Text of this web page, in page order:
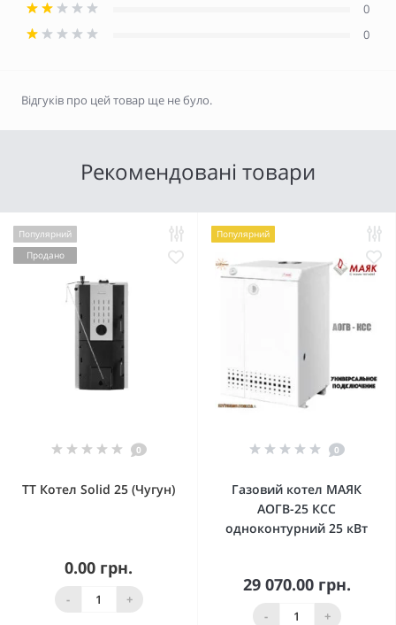
0
0
Відгуків про цей товар ще не було.
Рекомендовані товари
Популярний
Продано
0
ТТ Котел Solid 25 (Чугун)
0.00 грн.
- +
Популярний
0
Газовий котел МАЯК
АОГВ-25 КСС
одноконтурний 25 кВт
29 070.00 грн.
- +